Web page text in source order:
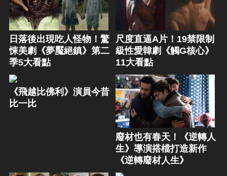
日落後出現吃人怪物！驚
悚美劇《夢魘絕鎮》第二
季5大看點
尺度直逼A片！19禁限制
級性愛韓劇《觸G核心》
11大看點
《飛越比佛利》演員今昔
比一比
廢材也有春天！《逆轉人
生》導演搭檔打造新作
《逆轉廢材人生》